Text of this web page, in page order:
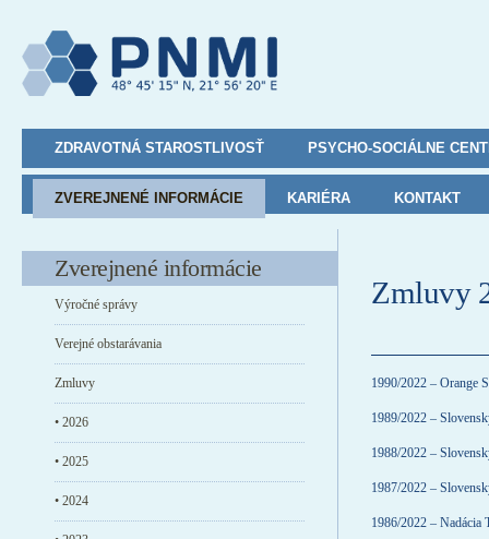
ZDRAVOTNÁ STAROSTLIVOSŤ PSYCHO-SOCIÁLNE
ZVEREJNENÉ INFORMÁCIE KARIÉRA KONTAKT
Zmluvy
1990/2022 – Orange
1989/2022 –
1988/2022 –
1987/2022 –
1986/2022 – Nadácia
Zverejnené informácie
Výročné správy
Verejné obstarávania
Zmluvy
• 2026
• 2025
• 2024